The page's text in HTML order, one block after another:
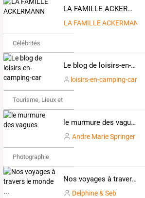
LA FAMILLE ACKERMANN
LA FAMILLE ACKERMANN
Célébrités
Le blog de loisirs-en-camping-car
loisirs-en-camping-car
Tourisme, Lieux et Événements
le murmure des vagues
Andre Marie Springer
Photographie
Nos voyages à travers le monde ...
Delphine & Seb